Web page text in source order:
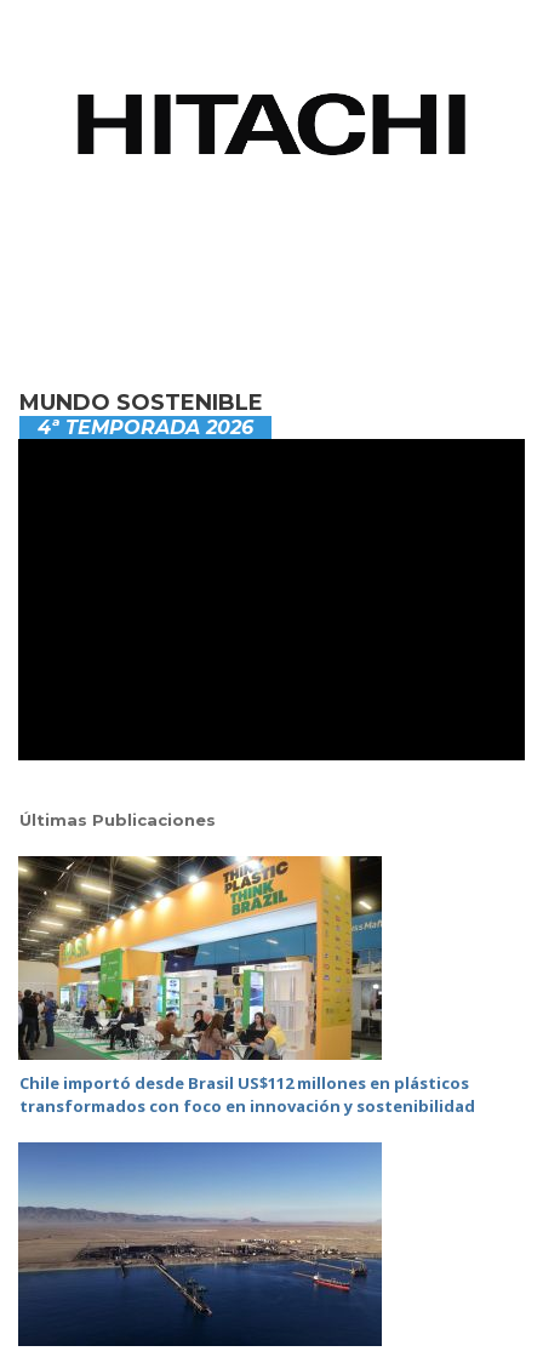
MUNDO SOSTENIBLE
4ª TEMPORADA 2026
Últimas Publicaciones
Chile importó desde Brasil US$112 millones en plásticos
transformados con foco en innovación y sostenibilidad